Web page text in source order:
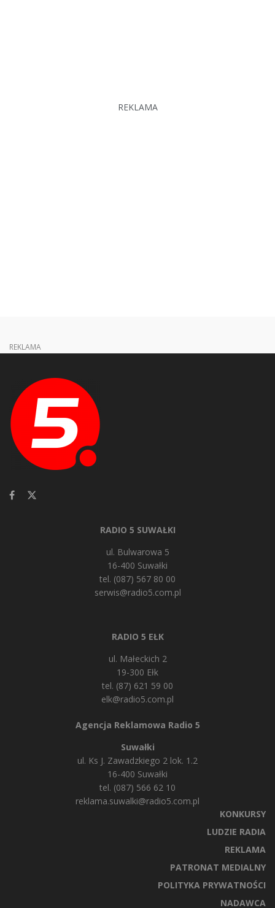
REKLAMA
REKLAMA
RADIO 5 SUWAŁKI
ul. Bulwarowa 5
16-400 Suwałki
tel. (087) 567 80 00
serwis@radio5.com.pl
RADIO 5 EŁK
ul. Małeckich 2
19-300 Ełk
tel. (87) 621 59 00
elk@radio5.com.pl
Agencja Reklamowa Radio 5
Suwałki
ul. Ks J. Zawadzkiego 2 lok. 1.2
16-400 Suwałki
tel. (087) 566 62 10
reklama.suwalki@radio5.com.pl
KONKURSY
LUDZIE RADIA
REKLAMA
PATRONAT MEDIALNY
POLITYKA PRYWATNOŚCI
NADAWCA